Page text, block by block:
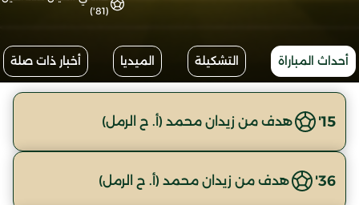
(81')
أحداث المباراة التشكيلة الميديا أخبار ذات صلة
15' هدف من زيدان محمد (أ. ح الرمل)
36' هدف من زيدان محمد (أ. ح الرمل)